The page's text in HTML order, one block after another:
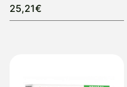
25,21€